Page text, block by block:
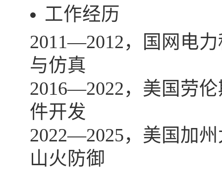
工作经历
2011—2012，国网电
与仿真
2016—2022，美国劳
件开发
2022—2025，美国加
山火防御